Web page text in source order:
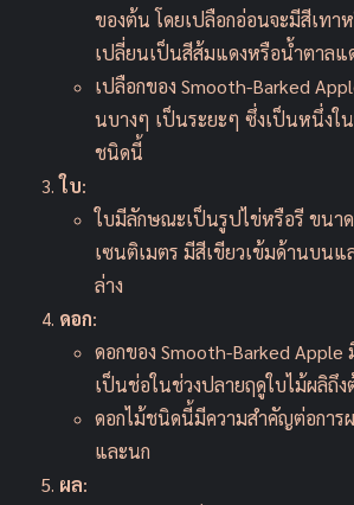
ของต้น โดยเปลือกอ่อนจะมีสีเทา
เปลี่ยนเป็นสีส้มแดงหรือน้ำตาลแ
เปลือกของ Smooth-Barked
นบางๆ เป็นระยะๆ ซึ่งเป็นหนึ่งใ
ชนิดนี้
ใบ:
ใบมีลักษณะเป็นรูปไข่หรือรี ขนา
เซนติเมตร มีสีเขียวเข้มด้านบนแ
ล่าง
ดอก:
ดอกของ Smooth-Barked Apple
เป็นช่อในช่วงปลายฤดูใบไม้ผลิถึ
ดอกไม้ชนิดนี้มีความสำคัญต่อการ
และนก
ผล: